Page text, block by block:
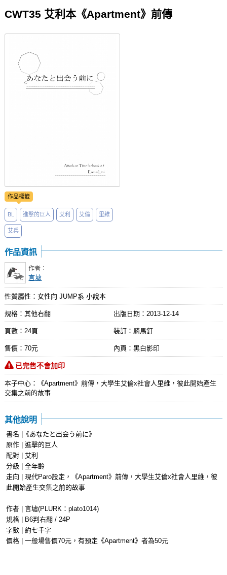
會員功能選單
CWT35 艾利本《Apartment》前傳
作品標籤
BL 進擊的巨人 艾利 艾倫 里維
艾兵
作品資訊
作者：
言墟
性質屬性：女性向 JUMP系 小說本
規格：其他右翻 出版日期： 2013-12-14
頁數：24頁 裝訂：騎馬釘
售價：70元 內頁：黑白影印
已完售不會加印
本子中心：《Apartment》前傳，大學生艾倫x社會人里維，彼此開始產生
交集之前的故事
其他說明
書名 |《あなたと出会う前に》
原作 | 進擊的巨人
配對 | 艾利
分級 | 全年齡
走向 | 現代Paro設定，《Apartment》前傳，大學生艾倫x社會人里維，彼
此開始產生交集之前的故事
作者 | 言墟(PLURK：plato1014)
規格 | B6判右翻 / 24P
字數 | 約七千字
價格 | 一般場售價70元，有預定《Apartment》者為50元